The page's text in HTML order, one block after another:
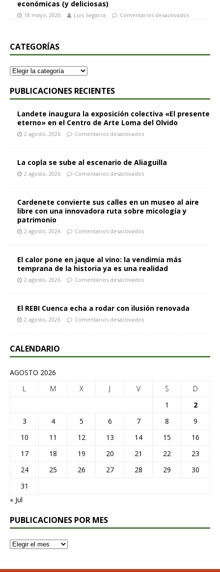
económicas (y deliciosas)
18 mayo, 2020 Luis Segarra Comentarios desactivados
CATEGORÍAS
PUBLICACIONES RECIENTES
Landete inaugura la exposición colectiva «El presente
eterno» en el Centro de Arte Loma del Olvido
2 agosto, 2026 Comentarios desactivados
La copla se sube al escenario de Aliaguilla
2 agosto, 2026 Comentarios desactivados
Cardenete convierte sus calles en un museo al aire
libre con una innovadora ruta sobre micología y
patrimonio
2 agosto, 2026 Comentarios desactivados
El calor pone en jaque al vino: la vendimia más
temprana de la historia ya es una realidad
2 agosto, 2026 Comentarios desactivados
El REBI Cuenca echa a rodar con ilusión renovada
2 agosto, 2026 Comentarios desactivados
CALENDARIO
AGOSTO 2026
L
M X J V S
D
1
2
3
4 5 6 7 8
9
10
11 12 13 14 15
16
17
18 19 20 21 22
23
24
25 26 27 28 29
30
31
« Jul
PUBLICACIONES POR MES